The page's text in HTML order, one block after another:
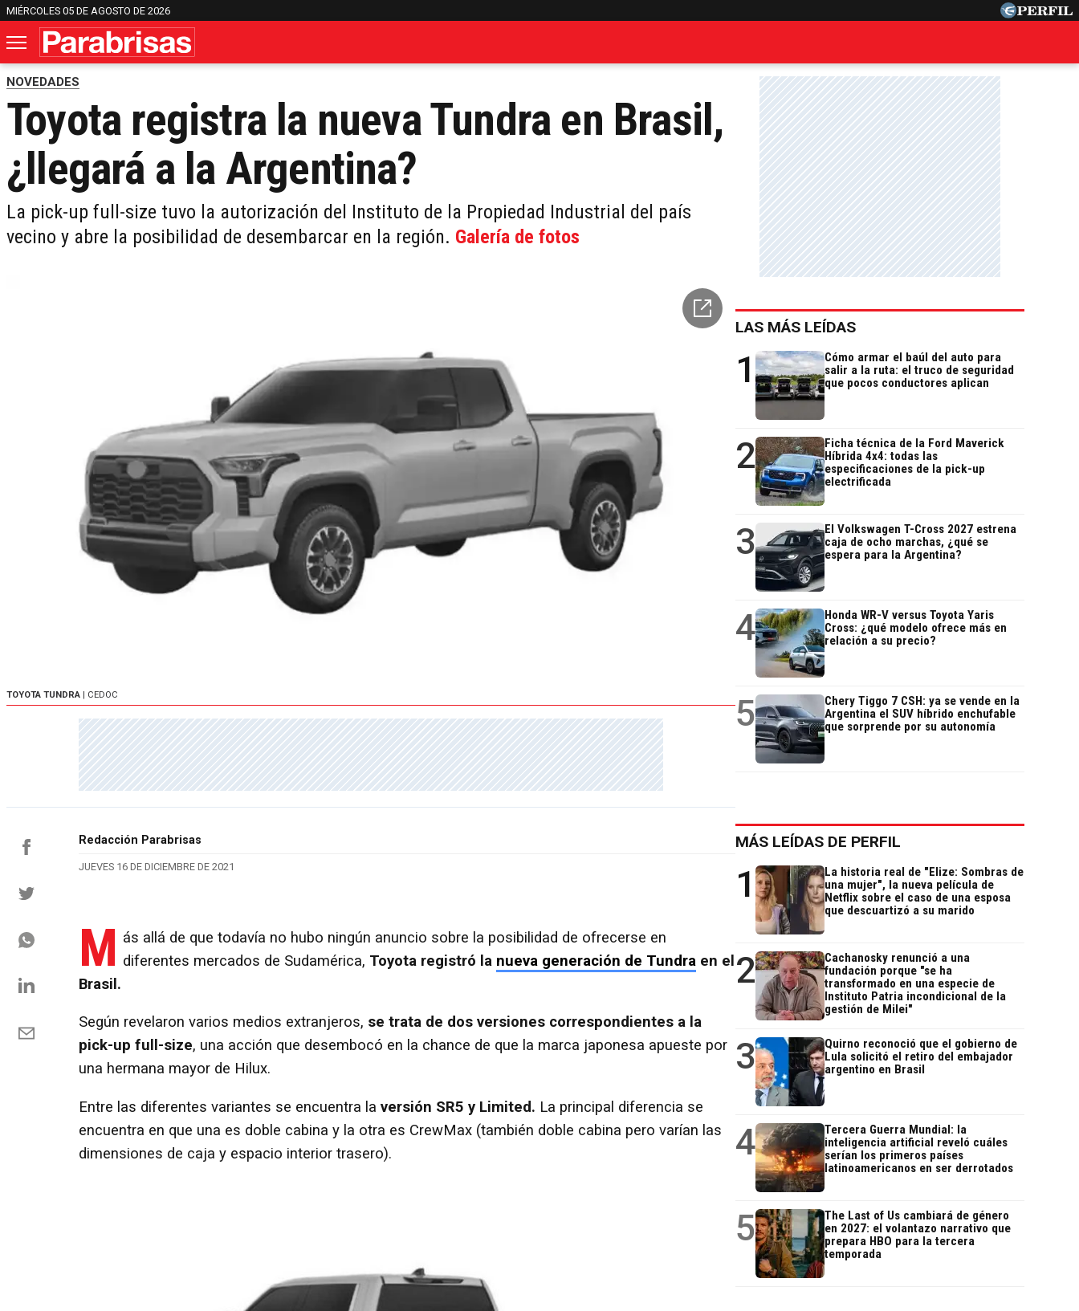
MIÉRCOLES 05 DE AGOSTO DE 2026
NOVEDADES
Toyota registra la nueva Tundra en Brasil,
¿llegará a la Argentina?
La pick-up full-size tuvo la autorización del Instituto de la Propiedad Industrial del país
vecino y abre la posibilidad de desembarcar en la región. Galería de fotos
TOYOTA TUNDRA | CEDOC
Redacción Parabrisas
JUEVES 16 DE DICIEMBRE DE 2021
M ás allá de que todavía no hubo ningún anuncio sobre la posibilidad de ofrecerse en
diferentes mercados de Sudamérica, Toyota registró la nueva generación de Tundra en el
Brasil.
Según revelaron varios medios extranjeros, se trata de dos versiones correspondientes a la
pick-up full-size, una acción que desembocó en la chance de que la marca japonesa apueste por
una hermana mayor de Hilux.
Entre las diferentes variantes se encuentra la versión SR5 y Limited. La principal diferencia se
encuentra en que una es doble cabina y la otra es CrewMax (también doble cabina pero varían las
dimensiones de caja y espacio interior trasero).
LAS MÁS LEÍDAS
1
Cómo armar el baúl del auto para
salir a la ruta: el truco de seguridad
que pocos conductores aplican
2
Ficha técnica de la Ford Maverick
Híbrida 4x4: todas las
especificaciones de la pick-up
electrificada
3
El Volkswagen T-Cross 2027 estrena
caja de ocho marchas, ¿qué se
espera para la Argentina?
4
Honda WR-V versus Toyota Yaris
Cross: ¿qué modelo ofrece más en
relación a su precio?
5
Chery Tiggo 7 CSH: ya se vende en la
Argentina el SUV híbrido enchufable
que sorprende por su autonomía
MÁS LEÍDAS DE PERFIL
1
La historia real de "Elize: Sombras de
una mujer", la nueva película de
Netflix sobre el caso de una esposa
que descuartizó a su marido
2
Cachanosky renunció a una
fundación porque "se ha
transformado en una especie de
Instituto Patria incondicional de la
gestión de Milei"
3
Quirno reconoció que el gobierno de
Lula solicitó el retiro del embajador
argentino en Brasil
4
Tercera Guerra Mundial: la
inteligencia artificial reveló cuáles
serían los primeros países
latinoamericanos en ser derrotados
5
The Last of Us cambiará de género
en 2027: el volantazo narrativo que
prepara HBO para la tercera
temporada